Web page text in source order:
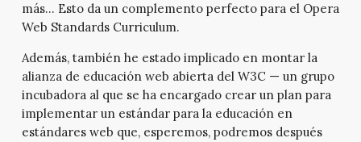
más… Esto da un complemento perfecto para el Opera
Web Standards Curriculum.
Además, también he estado implicado en montar la
alianza de educación web abierta del W3C — un grupo
incubadora al que se ha encargado crear un plan para
implementar un estándar para la educación en
estándares web que, esperemos, podremos después